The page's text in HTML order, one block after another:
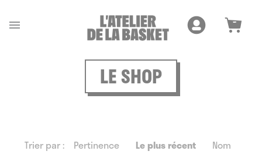

LE SHOP
Trier par : Pertinence Le plus récent
Nom